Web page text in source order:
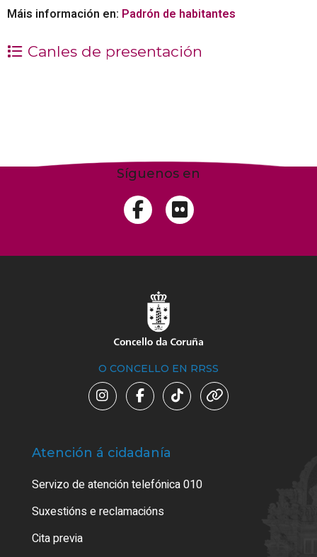
Máis información en: Padrón de habitantes
Canles de presentación
Síguenos en
O CONCELLO EN RRSS
Atención á cidadanía
Servizo de atención telefónica 010
Suxestións e reclamacións
Cita previa